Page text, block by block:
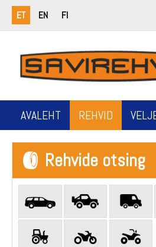
ET EN FI
AVALEHT REHVID
Rehvide otsing